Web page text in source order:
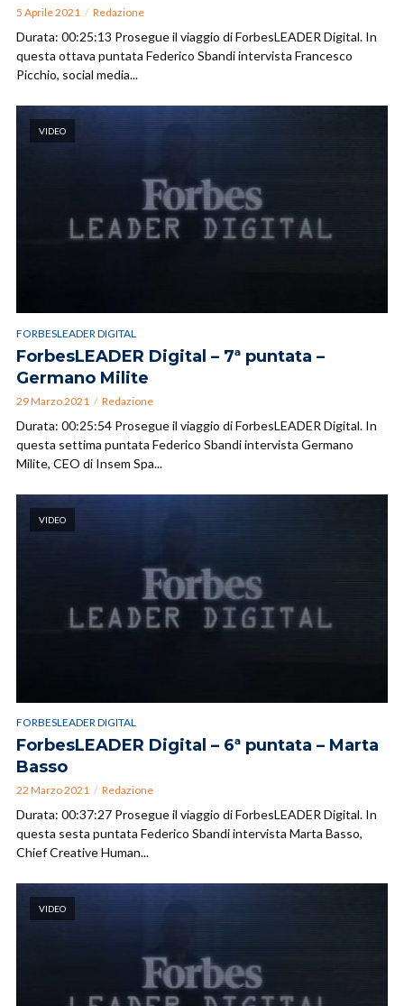
5 Aprile 2021 Redazione
Durata: 00:25:13 Prosegue il viaggio di ForbesLEADER Digital. In
questa ottava puntata Federico Sbandi intervista Francesco
Picchio, social media...
VIDEO
FORBESLEADER DIGITAL
ForbesLEADER Digital – 7ª puntata –
Germano Milite
29 Marzo 2021 Redazione
Durata: 00:25:54 Prosegue il viaggio di ForbesLEADER Digital. In
questa settima puntata Federico Sbandi intervista Germano
Milite, CEO di Insem Spa...
VIDEO
FORBESLEADER DIGITAL
ForbesLEADER Digital – 6ª puntata – Marta
Basso
22 Marzo 2021 Redazione
Durata: 00:37:27 Prosegue il viaggio di ForbesLEADER Digital. In
questa sesta puntata Federico Sbandi intervista Marta Basso,
Chief Creative Human...
VIDEO